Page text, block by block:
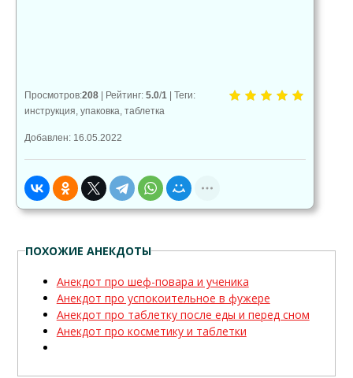
Просмотров:208 | Рейтинг: 5.0/1 | Теги:
инструкция упаковка таблетка
Добавлен: 16.05.2022
ПОХОЖИЕ АНЕКДОТЫ
Анекдот про шеф-повара и ученика
Анекдот про успокоительное в фужере
Анекдот про таблетку после еды и перед сном
Анекдот про косметику и таблетки